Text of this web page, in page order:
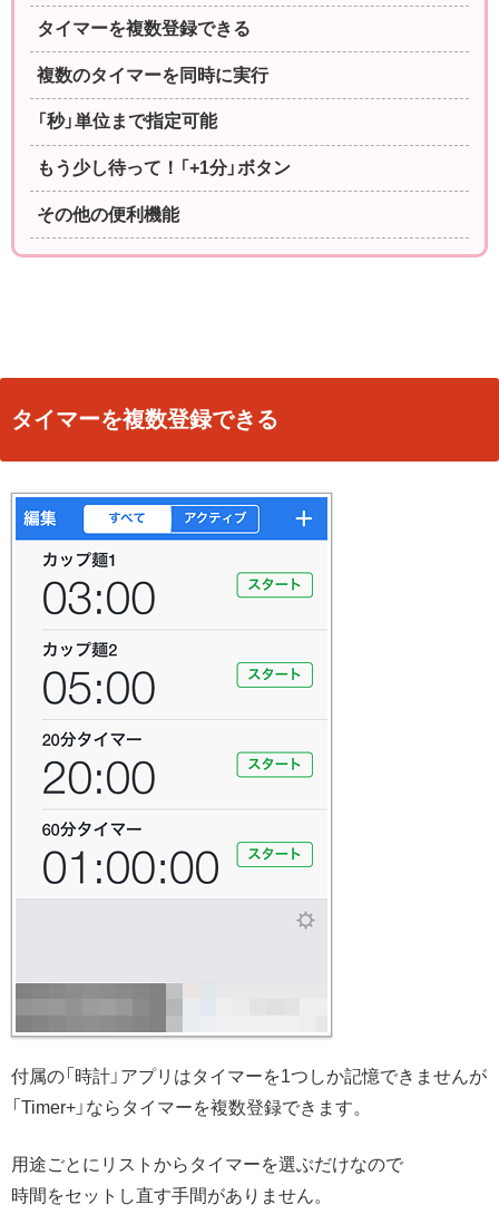
タイマーを複数登録できる
複数のタイマーを同時に実行
「秒」単位まで指定可能
もう少し待って！「+1分」ボタン
その他の便利機能
タイマーを複数登録できる
付属の「時計」アプリはタイマーを1つしか記憶できませんが
「Timer+」ならタイマーを複数登録できます。
用途ごとにリストからタイマーを選ぶだけなので
時間をセットし直す手間がありません。